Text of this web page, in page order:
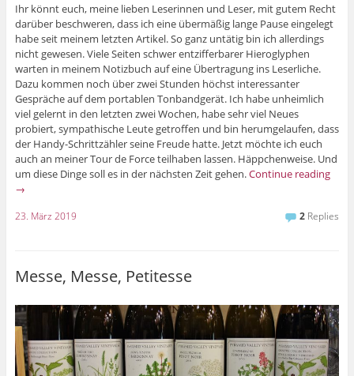
Ihr könnt euch, meine lieben Leserinnen und Leser, mit gutem Recht
darüber beschweren, dass ich eine übermäßig lange Pause eingelegt
habe seit meinem letzten Artikel. So ganz untätig bin ich allerdings
nicht gewesen. Viele Seiten schwer entzifferbarer Hieroglyphen
warten in meinem Notizbuch auf eine Übertragung ins Leserliche.
Dazu kommen noch über zwei Stunden höchst interessanter
Gespräche auf dem portablen Tonbandgerät. Ich habe unheimlich
viel gelernt in den letzten zwei Wochen, habe sehr viel Neues
probiert, sympathische Leute getroffen und bin herumgelaufen, dass
der Handy-Schrittzähler seine Freude hatte. Jetzt möchte ich euch
auch an meiner Tour de Force teilhaben lassen. Häppchenweise. Und
um diese Dinge soll es in der nächsten Zeit gehen.Continue reading
→
23. März 2019 2 Replies
Messe, Messe, Petitesse